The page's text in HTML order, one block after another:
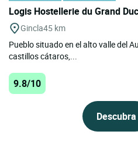
Logis Hostellerie du Grand Duc
Gincla45 km
Pueblo situado en el alto valle del
castillos cátaros,...
9.8/10
Descubra